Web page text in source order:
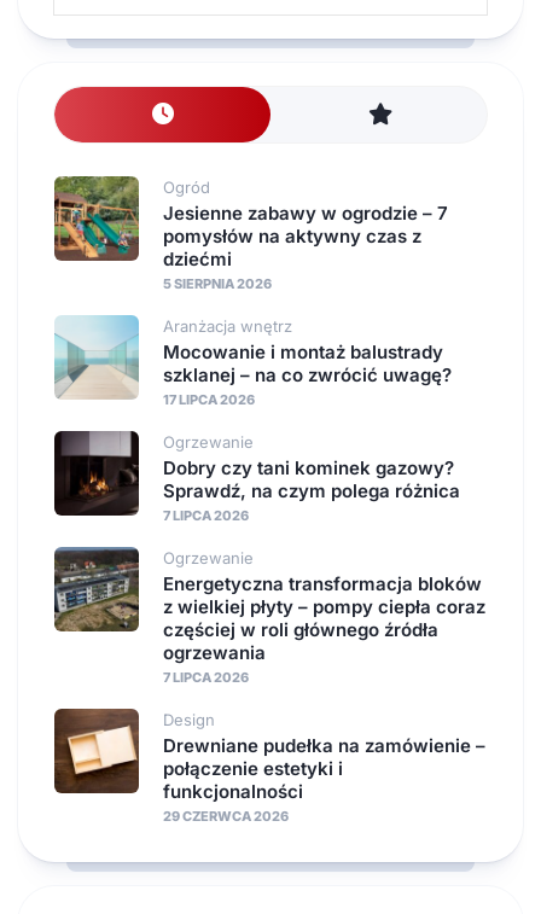
Ogród
Jesienne zabawy w ogrodzie – 7
pomysłów na aktywny czas z
dziećmi
5 SIERPNIA 2026
Aranżacja wnętrz
Mocowanie i montaż balustrady
szklanej – na co zwrócić uwagę?
17 LIPCA 2026
Ogrzewanie
Dobry czy tani kominek gazowy?
Sprawdź, na czym polega różnica
7 LIPCA 2026
Ogrzewanie
Energetyczna transformacja bloków
z wielkiej płyty – pompy ciepła coraz
częściej w roli głównego źródła
ogrzewania
7 LIPCA 2026
Design
Drewniane pudełka na zamówienie –
połączenie estetyki i
funkcjonalności
29 CZERWCA 2026